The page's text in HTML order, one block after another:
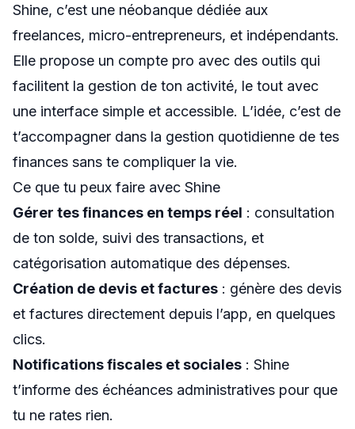
Shine, c’est une néobanque dédiée aux
freelances, micro-entrepreneurs, et indépendants.
Elle propose un compte pro avec des outils qui
facilitent la gestion de ton activité, le tout avec
une interface simple et accessible. L’idée, c’est de
t’accompagner dans la gestion quotidienne de tes
finances sans te compliquer la vie.
Ce que tu peux faire avec Shine
Gérer tes finances en temps réel : consultation
de ton solde, suivi des transactions, et
catégorisation automatique des dépenses.
Création de devis et factures : génère des devis
et factures directement depuis l’app, en quelques
clics.
Notifications fiscales et sociales : Shine
t’informe des échéances administratives pour que
tu ne rates rien.